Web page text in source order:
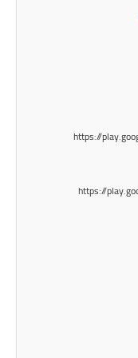
https://
https://